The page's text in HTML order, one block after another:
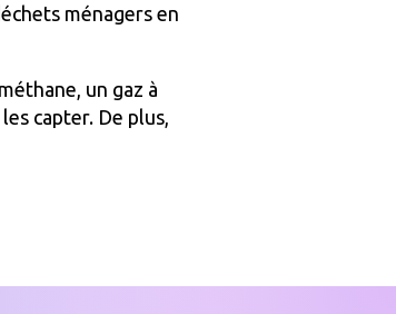
ménagers en
un gaz à
capter. De plus,